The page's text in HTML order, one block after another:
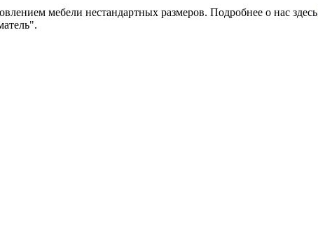
мебели нестандартных размеров. Подробнее о нас здесь